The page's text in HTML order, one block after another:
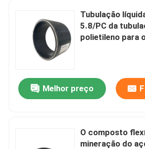
Tubo Composto Ligado
Tubo Composto de Mineração
Tubulação composta contínua do
Tubulação
5.8/PC da
polietileno para
Melhor preço
O composto
mineração do